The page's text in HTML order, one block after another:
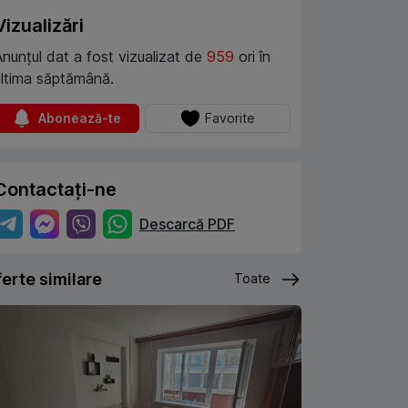
dat a fost vizualizat de 959 ori în
săptămână.
Abonează-te Favorite
ne
Descarcă PDF
similare Toate